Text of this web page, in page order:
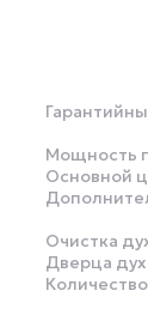
Мощность
Основной
Очистка
Дверца